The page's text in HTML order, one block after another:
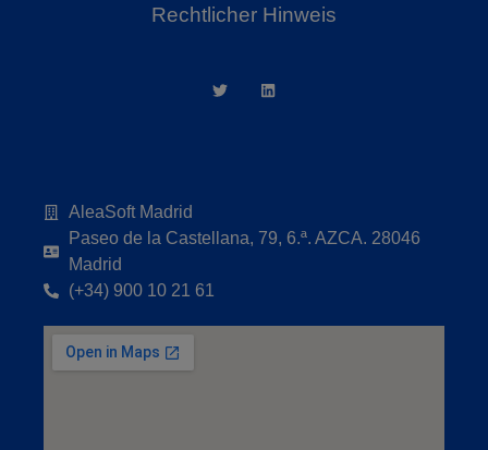
Rechtlicher Hinweis
AleaSoft Madrid
Paseo de la Castellana, 79, 6.ª. AZCA. 28046
Madrid
(+34) 900 10 21 61